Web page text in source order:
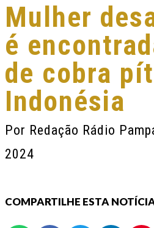
Mulher
é
de cobra
Indonésia
Por Redação Rádio
2024
COMPARTILHE ESTA